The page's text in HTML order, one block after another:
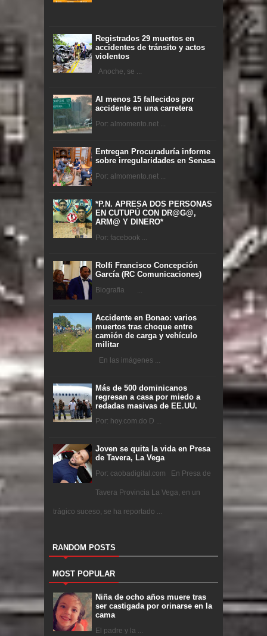
Registrados 29 muertos en
accidentes de tránsito y actos
violentos
Anoche, se ...
Al menos 15 fallecidos por
accidente en una carretera
Por: almomento.net ...
Entregan Procuraduría informe
sobre irregularidades en Senasa
Por: almomento.net ...
*P.N. APRESA DOS PERSONAS
EN CUTUPÚ CON DR@G@,
ARM@ Y DINERO*
Por: facebook ...
Rolfi Francisco Concepción
García (RC Comunicaciones)
Biografia ...
Accidente en Bonao: varios
muertos tras choque entre
camión de carga y vehículo
militar
En las imágenes ...
Más de 500 dominicanos
regresan a casa por miedo a
redadas masivas de EE.UU.
Por: hoy.com.do D ...
Joven se quita la vida en Presa
de Tavera, La Vega
Por: caobadigital.com En Presa de
Tavera Provincia La Vega, en un
trágico suceso, se ha reportado ...
RANDOM POSTS
MOST POPULAR
Niña de ocho años muere tras
ser castigada por orinarse en la
cama
El padre y la ...